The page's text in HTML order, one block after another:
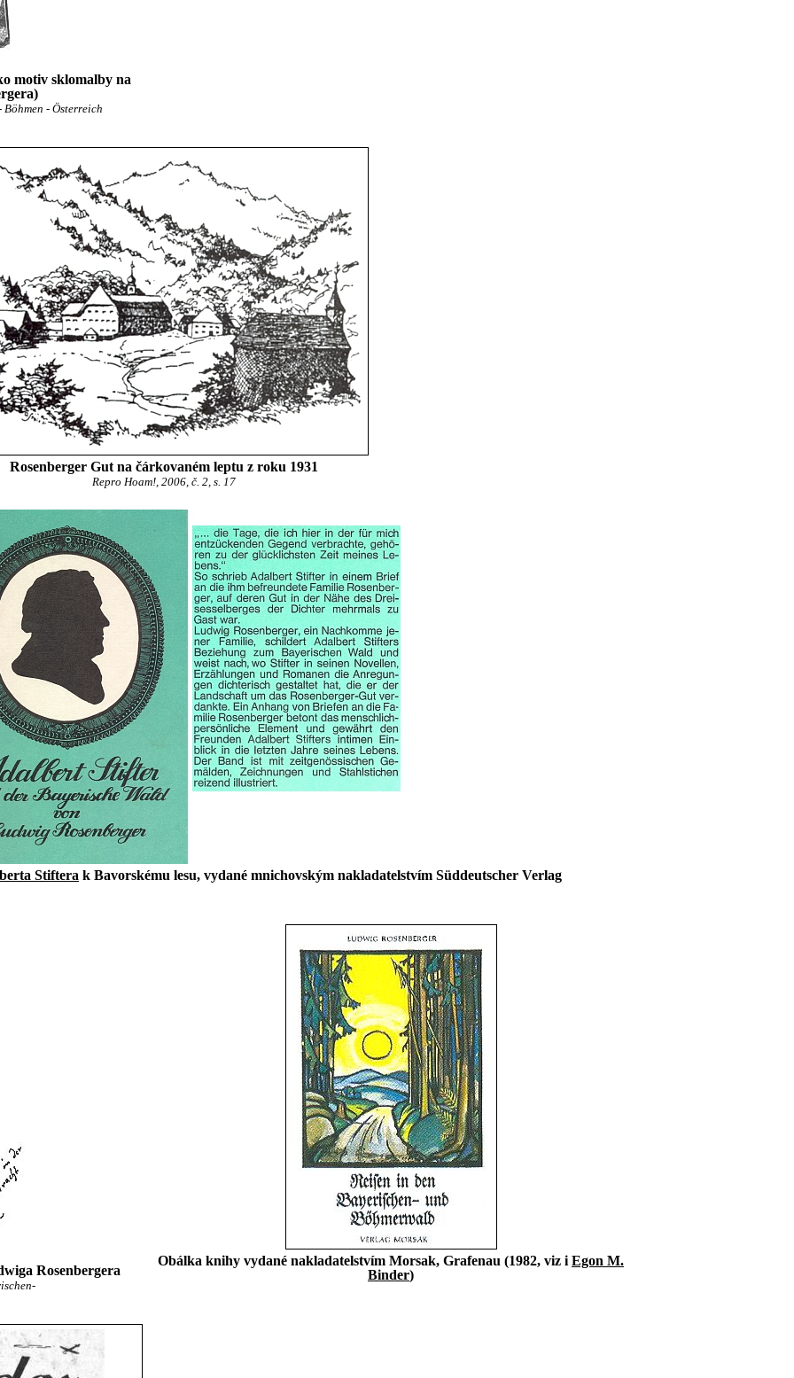
motiv sklomalby na
- Österreich
Rosenberger Gut na čárkovaném leptu z roku 1931
Repro Hoam!, 2006, č. 2, s. 17
Stiftera k Bavorskému lesu, vydané mnichovským nakladatelstvím Süddeutscher Verlag
Rosenbergera
Obálka knihy vydané nakladatelstvím Morsak, Grafenau (1982, viz i Egon M.
Binder)